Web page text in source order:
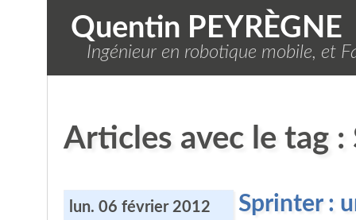
Quentin PEYRÈGNE
Ingénieur en robotique mobile, et
Articles avec le tag :
lun. 06 février 2012
Sprinter :